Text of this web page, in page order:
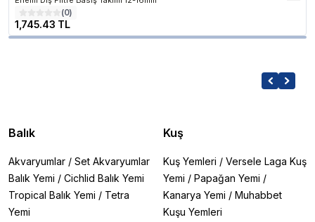
(0)
1,745.43 TL
Balık
Akvaryumlar / Set Akvaryumlar
Balık Yemi / Cichlid Balık Yemi
Tropical Balık Yemi / Tetra
Yemi
Kuş
Kuş Yemleri / Versele Laga Kuş
Yemi / Papağan Yemi /
Kanarya Yemi / Muhabbet
Kuşu Yemleri